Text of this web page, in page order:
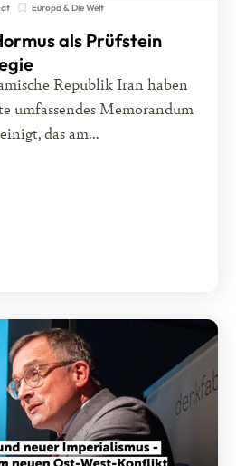
Europa & Die Welt
als Prüfstein
Republik Iran haben
umfassendes Memorandum
das am...